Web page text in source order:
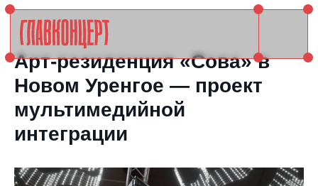
Арт-резиденция «Сова» в
Новом Уренгое — проект
мультимедийной
интеграции